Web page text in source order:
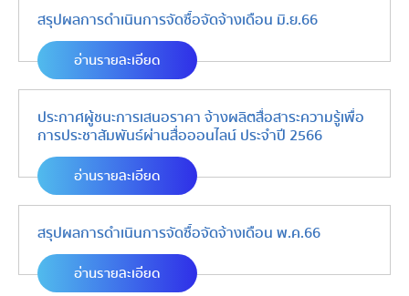
สรุปผลการดำเนินการจัดซื้อจัดจ้างเดือน มิ.ย.66
อ่านรายละเอียด
ประกาศผู้ชนะการเสนอราคา จ้างผลิตสื่อสาระความรู้เพื่อ
การประชาสัมพันธ์ผ่านสื่อออนไลน์ ประจำปี 2566
อ่านรายละเอียด
สรุปผลการดำเนินการจัดซื้อจัดจ้างเดือน พ.ค.66
อ่านรายละเอียด